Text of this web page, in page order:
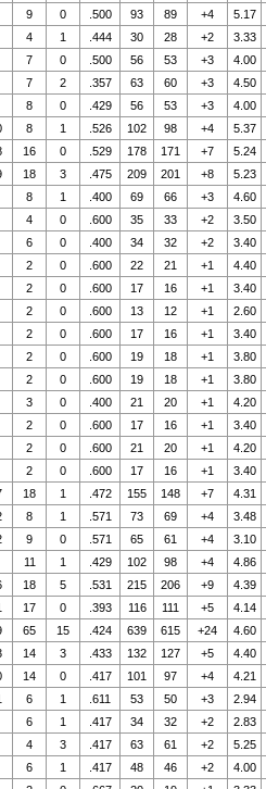
9 0 .500 93 89 +4 5.17
4 1 .444 30 28 +2 3.33
7 0 .500 56 53 +3 4.00
7 2 .357 63 60 +3 4.50
8 0 .429 56 53 +3 4.00
8 1 .526 102 98 +4 5.37
16 0 .529 178 171 +7 5.24
18 3 .475 209 201 +8 5.23
8 1 .400 69 66 +3 4.60
4 0 .600 35 33 +2 3.50
6 0 .400 34 32 +2 3.40
2 0 .600 22 21 +1 4.40
2 0 .600 17 16 +1 3.40
2 0 .600 13 12 +1 2.60
2 0 .600 17 16 +1 3.40
2 0 .600 19 18 +1 3.80
2 0 .600 19 18 +1 3.80
3 0 .400 21 20 +1 4.20
2 0 .600 17 16 +1 3.40
2 0 .600 21 20 +1 4.20
2 0 .600 17 16 +1 3.40
18 1 .472 155 148 +7 4.31
8 1 .571 73 69 +4 3.48
9 0 .571 65 61 +4 3.10
11 1 .429 102 98 +4 4.86
18 5 .531 215 206 +9 4.39
17 0 .393 116 111 +5 4.14
65 15 .424 639 615 +24 4.60
14 3 .433 132 127 +5 4.40
14 0 .417 101 97 +4 4.21
6 1 .611 53 50 +3 2.94
6 1 .417 34 32 +2 2.83
4 3 .417 63 61 +2 5.25
6 1 .417 48 46 +2 4.00